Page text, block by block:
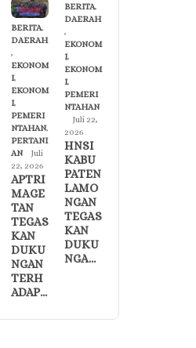
BERITA,
DAERAH
,
EKONOM
I,
EKONOM
I,
PEMERI
NTAHAN,
PERTANI
AN
Juli
22, 2026
APTRI
MAGE
TAN
TEGAS
KAN
DUKU
NGAN
TERH
ADAP…
BERITA,
DAERAH
,
EKONOM
I,
EKONOM
I,
PEMERI
NTAHAN
Juli 22,
2026
HNSI
KABU
PATEN
LAMO
NGAN
TEGAS
KAN
DUKU
NGA…